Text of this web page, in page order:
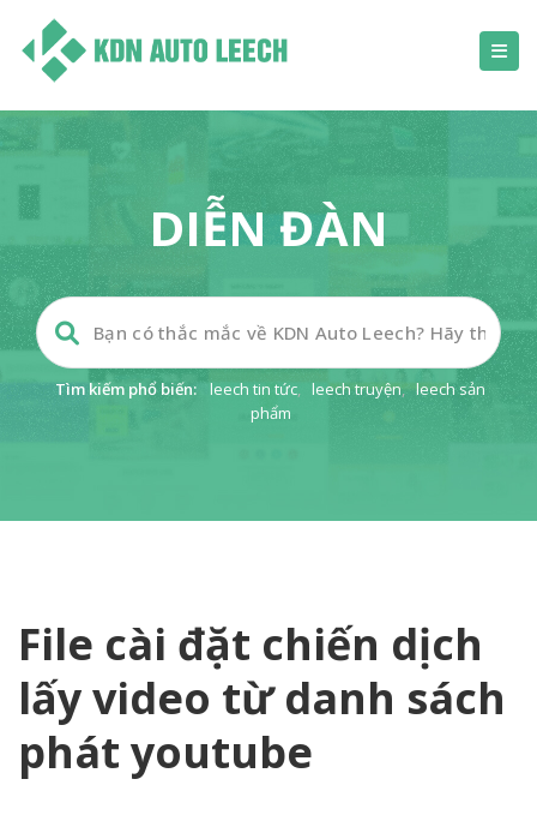
DIỄN ĐÀN
Tìm kiếm phổ biến: leech tin tức, leech truyện, leech sản
phẩm
File cài đặt chiến dịch
lấy video từ danh sách
phát youtube